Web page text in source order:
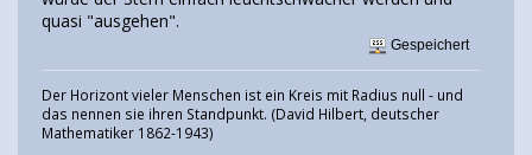
quasi "ausgehen".
Gespeichert
Der Horizont vieler Menschen ist ein Kreis mit Radius null - und
das nennen sie ihren Standpunkt. (David Hilbert, deutscher
Mathematiker 1862-1943)